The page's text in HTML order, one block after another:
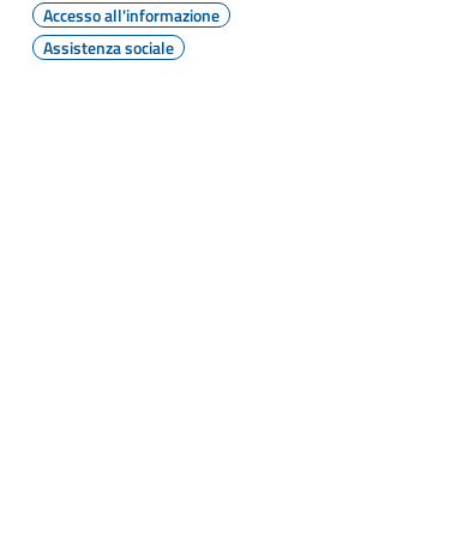
Accesso all'informazione
Assistenza sociale